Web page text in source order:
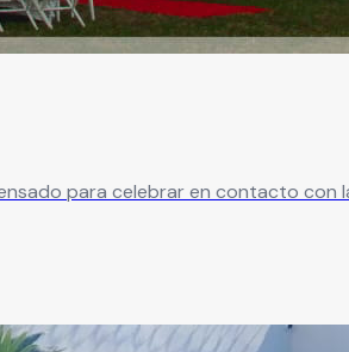
para celebrar en contacto